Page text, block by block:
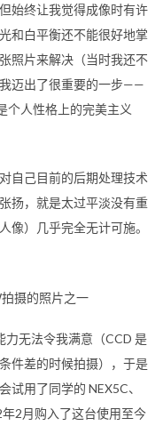
始终让我觉得成像时有许
和白平衡还不能很好地掌
照片来解决（当时我还不
迈出了很重要的一步——
个人性格上的完美主义
自己目前的后期处理技术
扬，就是太过平淡没有重
像）几乎完全无计可施。
摄的照片之一
力无法令我满意（CCD 是
件差的时候拍摄），于是
试用了同学的 NEX5C、
2月购入了这台使用至今